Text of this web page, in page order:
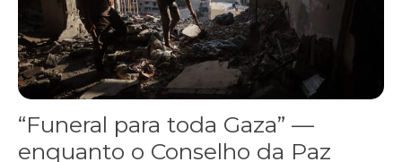
“Funeral para toda Gaza” —
enquanto o Conselho da Paz